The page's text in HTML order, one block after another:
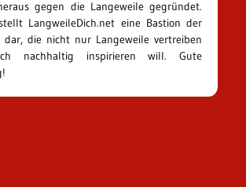
gegen die Langeweile gegründet.
LangweileDich.net eine Bastion der
dar, die nicht nur Langeweile vertreiben
nachhaltig inspirieren will. Gute